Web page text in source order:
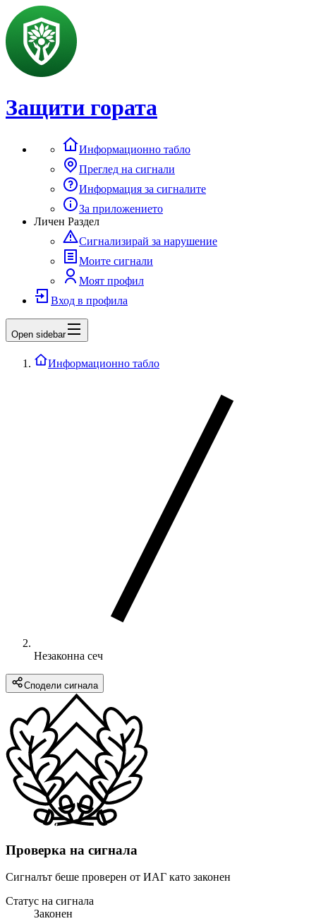
Защити гората
Информационно табло
Преглед на сигнали
Информация за сигналите
За приложението
Личен Раздел
Сигнализирай за нарушение
Моите сигнали
Моят профил
Вход в профила
Open sidebar
Информационно табло
Незаконна сеч
Сподели сигнала
Проверка на сигнала
Сигналът беше проверен от ИАГ като законен
Статус на сигнала
Законен